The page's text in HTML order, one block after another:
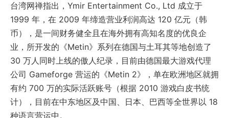
台湾网禅指出，Ymir Entertainment Co., Ltd 成立于
1999 年，在 2009 年缔造营业利润高达 120 亿元（韩
币），是一间财务健全且在海外拥有高知名度的优良企
业，所开发的《Metin》系列在德国与土耳其等地创造了
30 万人同时上线的傲人纪录，目前由德国最大游戏代理
公司 Gameforge 营运的《Metin 2》，单在欧洲地区就拥
有约 700 万的实际活跃账号（根据 2010 游戏白皮书统
计），目前在中东地区及中国、日本、巴西等全世界以 18
种语言营运中。